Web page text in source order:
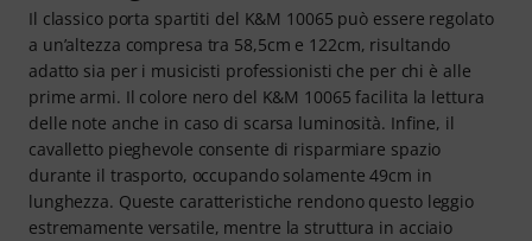
Il classico porta spartiti del K&M 10065 può essere regolato
a un’altezza compresa tra 58,5cm e 122cm, risultando
adatto sia per i musicisti professionisti che per chi è alle
prime armi. Il colore nero del K&M 10065 facilita la lettura
delle note anche in caso di scarsa luminosità. Infine, il
cavalletto pieghevole consente di risparmiare spazio
durante il trasporto, occupando solamente 49cm in
lunghezza. Queste caratteristiche rendono questo leggio
estremamente versatile, mentre la struttura in acciaio